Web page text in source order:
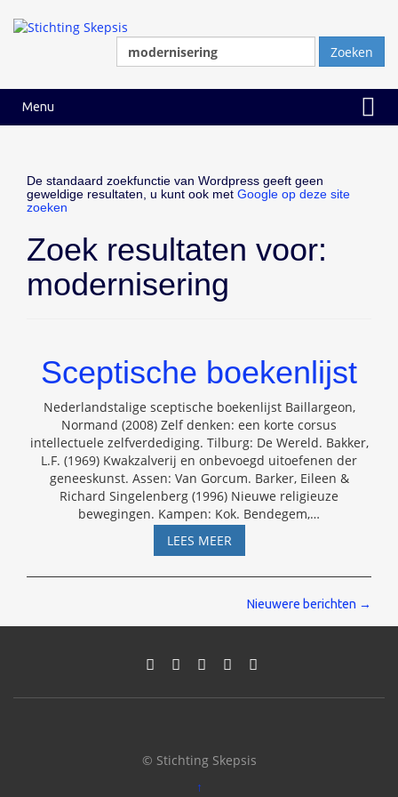
naar
naar
Zoeken
naar:
Menu
De standaard zoekfunctie van Wordpress geeft geen
geweldige resultaten, u kunt ook met Google op deze site
zoeken
Zoek resultaten voor:
modernisering
Sceptische boekenlijst
Nederlandstalige sceptische boekenlijst Baillargeon,
Normand (2008) Zelf denken: een korte corsus
intellectuele zelfverdediging. Tilburg: De Wereld. Bakker,
L.F. (1969) Kwakzalverij en onbevoegd uitoefenen der
geneeskunst. Assen: Van Gorcum. Barker, Eileen &
Richard Singelenberg (1996) Nieuwe religieuze
bewegingen. Kampen: Kok. Bendegem,…
LEES MEERSCEPTISCHE
BOEKENLIJST
Nieuwere berichten →
© Stichting Skepsis
↑